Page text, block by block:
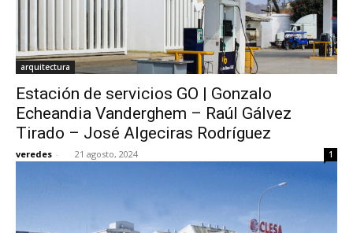
arquitectura
Estación de servicios GO | Gonzalo
Echeandia Vanderghem – Raúl Gálvez
Tirado – José Algeciras Rodríguez
veredes - 21 agosto, 2024 1